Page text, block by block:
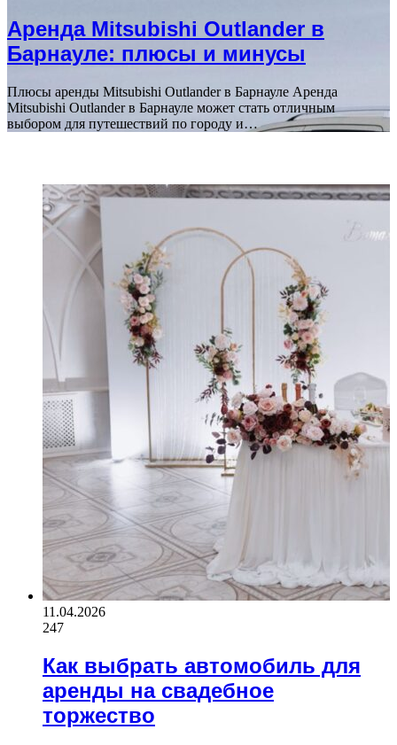
Аренда Mitsubishi Outlander в
Барнауле: плюсы и минусы
Плюсы аренды Mitsubishi Outlander в Барнауле Аренда
Mitsubishi Outlander в Барнауле может стать отличным
выбором для путешествий по городу и…
11.04.2026
247
Как выбрать автомобиль для
аренды на свадебное
торжество